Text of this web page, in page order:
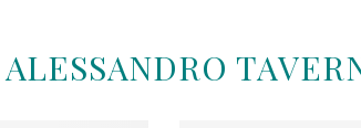
ALESSANDRO